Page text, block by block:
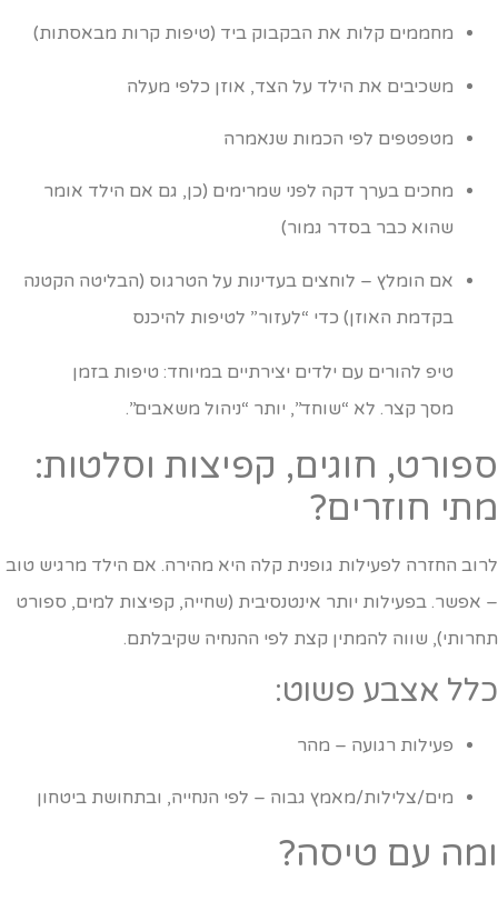
מחממים קלות את הבקבוק ביד (טיפות קרות מבאסתות)
משכיבים את הילד על הצד, אוזן כלפי מעלה
מטפטפים לפי הכמות שנאמרה
מחכים בערך דקה לפני שמרימים (כן, גם אם הילד אומר
שהוא כבר בסדר גמור)
אם הומלץ – לוחצים בעדינות על הטרגוס (הבליטה הקטנה
בקדמת האוזן) כדי “לעזור” לטיפות להיכנס
טיפ להורים עם ילדים יצירתיים במיוחד: טיפות בזמן
מסך קצר. לא “שוחד”, יותר “ניהול משאבים”.
חוגים, קפיצות וסלטות:
חוזרים?
החזרה לפעילות גופנית קלה היא מהירה. אם הילד מרגיש טוב
אפשר. בפעילות יותר אינטנסיבית (שחייה, קפיצות למים, ספורט
שווה להמתין קצת לפי ההנחיה שקיבלתם.
אצבע פשוט:
פעילות רגועה – מהר
מים/צלילות/מאמץ גבוה – לפי הנחייה, ובתחושת ביטחון
עם טיסה?